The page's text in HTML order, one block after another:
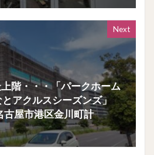
Next
階・・・「パークホーム
アクルスシーズンズ」
古屋市港区金川町計